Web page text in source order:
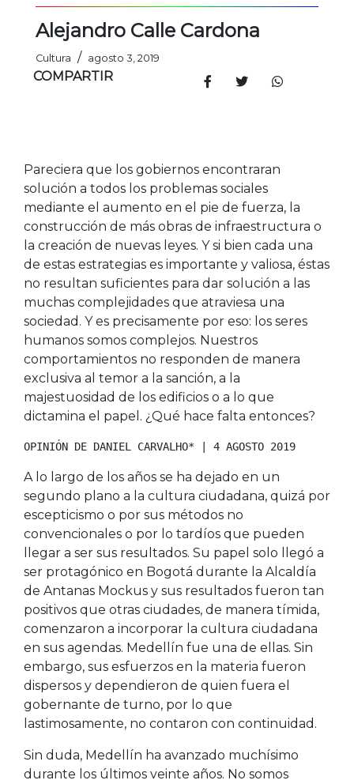
Alejandro Calle Cardona
Cultura / agosto 3, 2019
COMPARTIR
Pareciera que los gobiernos encontraran
solución a todos los problemas sociales
mediante el aumento en el pie de fuerza, la
construcción de más obras de infraestructura o
la creación de nuevas leyes. Y si bien cada una
de estas estrategias es importante y valiosa, éstas
no resultan suficientes para dar solución a las
muchas complejidades que atraviesa una
sociedad. Y es precisamente por eso: los seres
humanos somos complejos. Nuestros
comportamientos no responden de manera
exclusiva al temor a la sanción, a la
majestuosidad de los edificios o a lo que
dictamina el papel. ¿Qué hace falta entonces?
OPINIÓN DE DANIEL CARVALHO* | 4 AGOSTO 2019
A lo largo de los años se ha dejado en un
segundo plano a la cultura ciudadana, quizá por
escepticismo o por sus métodos no
convencionales o por lo tardíos que pueden
llegar a ser sus resultados. Su papel solo llegó a
ser protagónico en Bogotá durante la Alcaldía
de Antanas Mockus y sus resultados fueron tan
positivos que otras ciudades, de manera tímida,
comenzaron a incorporar la cultura ciudadana
en sus agendas. Medellín fue una de ellas. Sin
embargo, sus esfuerzos en la materia fueron
dispersos y dependieron de quien fuera el
gobernante de turno, por lo que
lastimosamente, no contaron con continuidad.
Sin duda, Medellín ha avanzado muchísimo
durante los últimos veinte años. No somos